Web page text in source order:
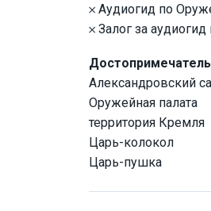
𐄂 Аудиогид по
𐄂 Залог за
Александровский
Оружейная палата
территория Кремля
Царь-колокол
Царь-пушка